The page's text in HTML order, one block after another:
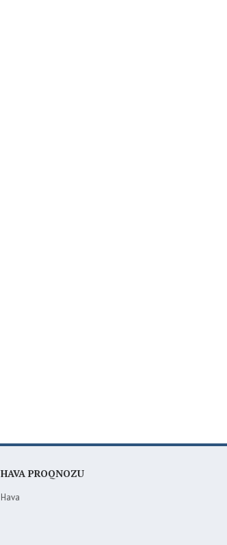
HAVA PROQNOZU
Hava